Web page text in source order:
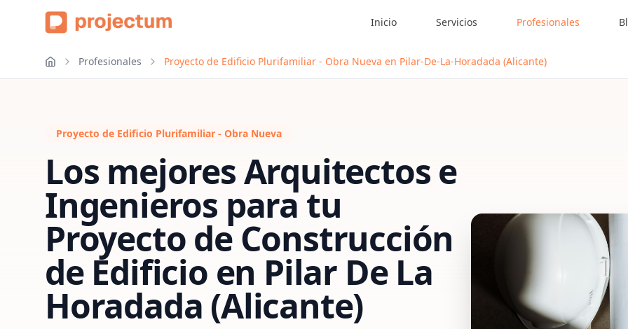
Inicio Servicios Profesionales
Profesionales Proyecto de Edificio Plurifamiliar - Obra Nueva en Pilar-De-La-Horadada (Alicante)
Proyecto de Edificio Plurifamiliar - Obra Nueva
Los mejores Arquitectos e
Ingenieros para tu
Proyecto de Construcción
de Edificio en Pilar De La
Horadada (Alicante)